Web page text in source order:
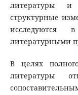
литературы и
структурные
исследуются
литературными
В целях
литературы